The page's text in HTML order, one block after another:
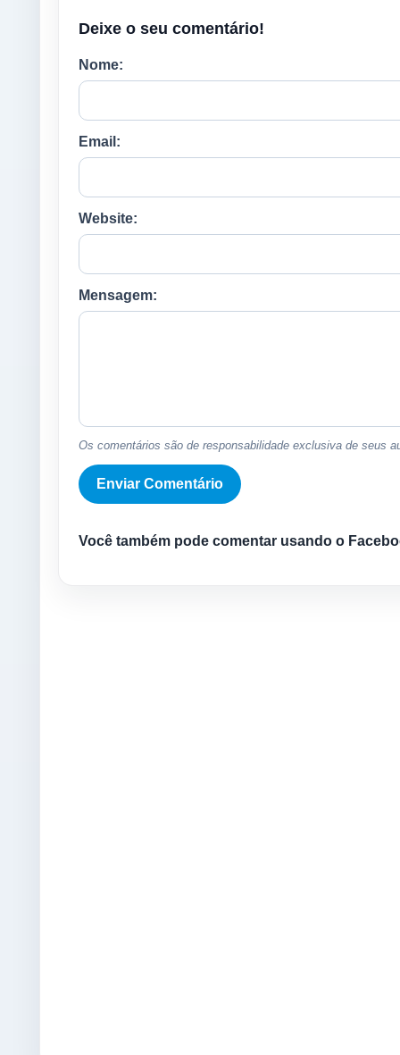
Deixe o seu comentário!
Nome:
Email:
Website:
Mensagem:
Os comentários são de responsabilidade exclusiva de seus
Você também pode comentar usando o